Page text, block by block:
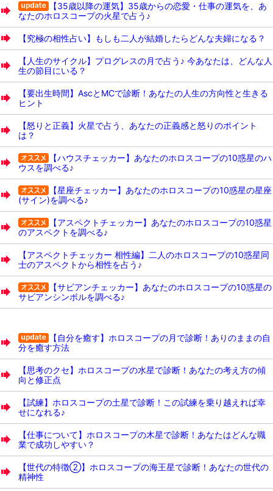
【35歳以降の運気】35歳からの恋愛・仕事の運気を、あ
なたのホロスコープの火星で占う♪
【究極の相性占い】もしも二人が結婚したらどんな夫婦になる？
【人生のサイクル】プログレスの月で占う♪ 今あなたは、どんな人
生の節目にいる？
【要出生時間】AscとMCで診断！あなたの人生の方向性と生きる
ヒント
【怒りと正義】火星で占う、あなたの正義感と怒りのポイント
は？
【ハウスチェッカー】あなたのホロスコープの10惑星のハ
ウスを調べる♪
【星座チェッカー】あなたのホロスコープの10惑星の星座
(サイン)を調べる♪
【アスペクトチェッカー】あなたのホロスコープの10惑星
のアスペクトを調べる♪
【アスペクトチェッカー 相性編】二人のホロスコープの10惑星同
士のアスペクトから相性を占う♪
【サビアンチェッカー】あなたのホロスコープの10惑星の
サビアンシンボルを調べる♪
【自分を癒す】ホロスコープの月で診断！ありのままの自
分を癒す方法
【思考のクセ】ホロスコープの水星で診断！あなたの考え方の傾
向と修正点
【試練】ホロスコープの土星で診断！この試練を乗り越えれば幸
せになれる♪
【仕事について】ホロスコープの木星で診断！あなたはどんな職
業で成功しやすい？
【世代の特徴②】ホロスコープの海王星で診断！あなたの世代の
精神性